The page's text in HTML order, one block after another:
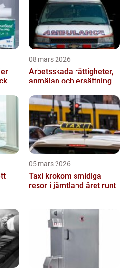
08 mars 2026
Arbetsskada rättigheter,
anmälan och ersättning
05 mars 2026
Taxi krokom smidiga
resor i jämtland året runt